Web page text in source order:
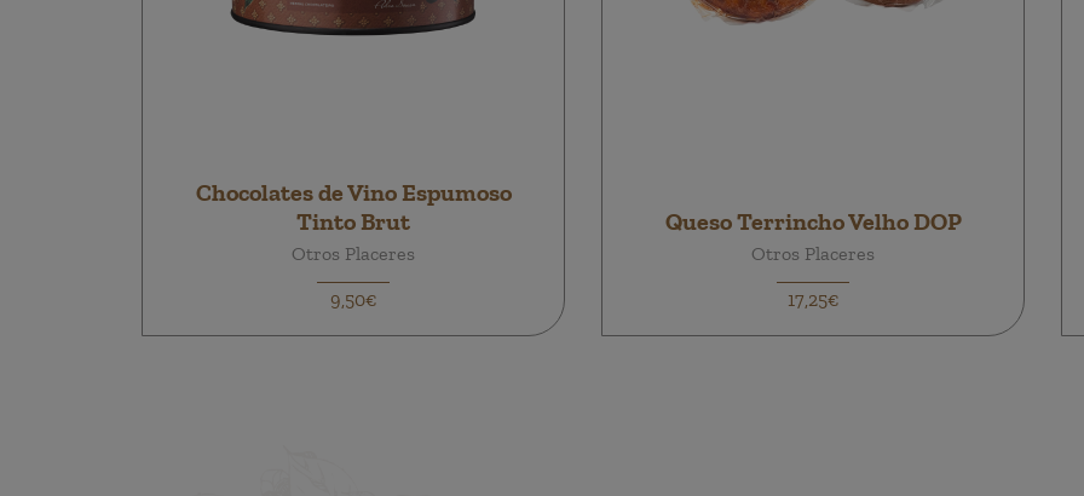
Chocolates de Vino Espumoso
Tinto Brut
Otros Placeres
9,50€
Queso Terrincho Velho DOP
Otros Placeres
17,25€